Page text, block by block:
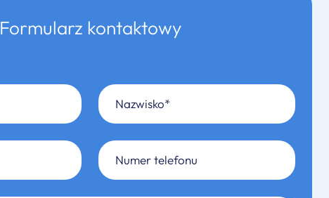
Formularz kontaktowy